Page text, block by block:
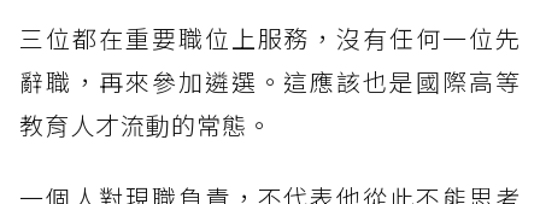
三位都在重要職位上服務，沒有任何一位先
辭職，再來參加遴選。這應該也是國際高等
教育人才流動的常態。